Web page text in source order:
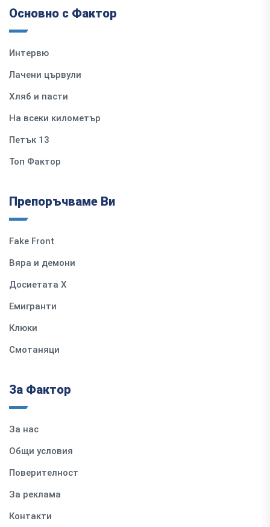
Основно с Фактор
Интервю
Лачени цървули
Хляб и пасти
На всеки километър
Петък 13
Топ Фактор
Препоръчваме Ви
Fake Front
Вяра и демони
Досиетата Х
Емигранти
Клюки
Смотаняци
За Фактор
За нас
Общи условия
Поверителност
За реклама
Контакти